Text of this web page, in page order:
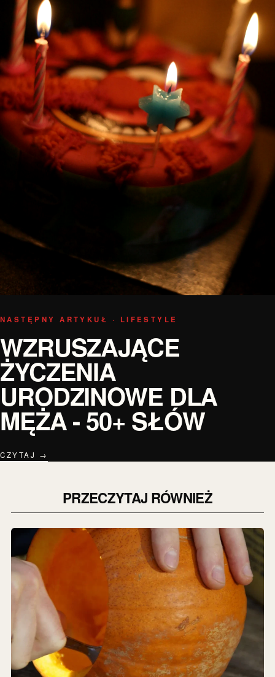
NASTĘPNY ARTYKUŁ · LIFESTYLE
WZRUSZAJĄCE
ŻYCZENIA
URODZINOWE DLA
MĘŻA - 50+ SŁÓW
CZYTAJ →
PRZECZYTAJ RÓWNIEŻ